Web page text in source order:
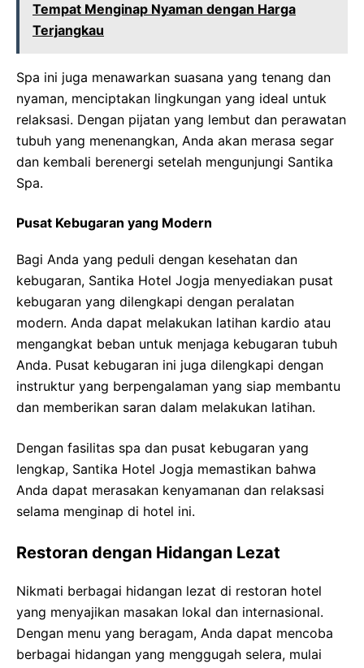
Tempat Menginap Nyaman dengan Harga
Terjangkau
Spa ini juga menawarkan suasana yang tenang dan
nyaman, menciptakan lingkungan yang ideal untuk
relaksasi. Dengan pijatan yang lembut dan perawatan
tubuh yang menenangkan, Anda akan merasa segar
dan kembali berenergi setelah mengunjungi Santika
Spa.
Pusat Kebugaran yang Modern
Bagi Anda yang peduli dengan kesehatan dan
kebugaran, Santika Hotel Jogja menyediakan pusat
kebugaran yang dilengkapi dengan peralatan
modern. Anda dapat melakukan latihan kardio atau
mengangkat beban untuk menjaga kebugaran tubuh
Anda. Pusat kebugaran ini juga dilengkapi dengan
instruktur yang berpengalaman yang siap membantu
dan memberikan saran dalam melakukan latihan.
Dengan fasilitas spa dan pusat kebugaran yang
lengkap, Santika Hotel Jogja memastikan bahwa
Anda dapat merasakan kenyamanan dan relaksasi
selama menginap di hotel ini.
Restoran dengan Hidangan Lezat
Nikmati berbagai hidangan lezat di restoran hotel
yang menyajikan masakan lokal dan internasional.
Dengan menu yang beragam, Anda dapat mencoba
berbagai hidangan yang menggugah selera, mulai